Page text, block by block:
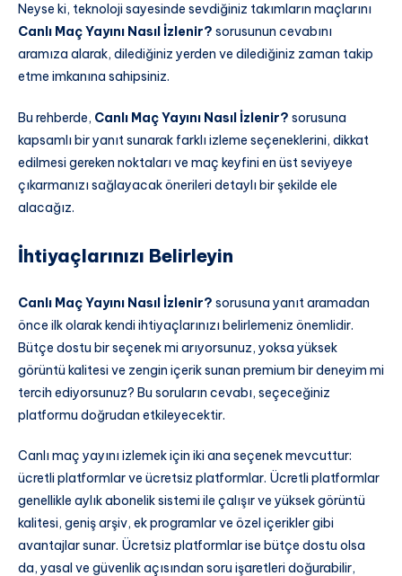
Neyse ki, teknoloji sayesinde sevdiğiniz takımların maçlarını
Canlı Maç Yayını Nasıl İzlenir? sorusunun cevabını
aramıza alarak, dilediğiniz yerden ve dilediğiniz zaman takip
etme imkanına sahipsiniz.
Bu rehberde, Canlı Maç Yayını Nasıl İzlenir? sorusuna
kapsamlı bir yanıt sunarak farklı izleme seçeneklerini, dikkat
edilmesi gereken noktaları ve maç keyfini en üst seviyeye
çıkarmanızı sağlayacak önerileri detaylı bir şekilde ele
alacağız.
İhtiyaçlarınızı Belirleyin
Canlı Maç Yayını Nasıl İzlenir? sorusuna yanıt aramadan
önce ilk olarak kendi ihtiyaçlarınızı belirlemeniz önemlidir.
Bütçe dostu bir seçenek mi arıyorsunuz, yoksa yüksek
görüntü kalitesi ve zengin içerik sunan premium bir deneyim mi
tercih ediyorsunuz? Bu soruların cevabı, seçeceğiniz
platformu doğrudan etkileyecektir.
Canlı maç yayını izlemek için iki ana seçenek mevcuttur:
ücretli platformlar ve ücretsiz platformlar. Ücretli platformlar
genellikle aylık abonelik sistemi ile çalışır ve yüksek görüntü
kalitesi, geniş arşiv, ek programlar ve özel içerikler gibi
avantajlar sunar. Ücretsiz platformlar ise bütçe dostu olsa
da, yasal ve güvenlik açısından soru işaretleri doğurabilir,